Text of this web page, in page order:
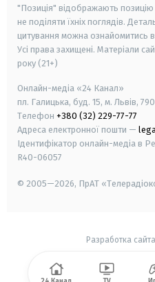
"Позиція" відображають позицію
не поділяти їхніх поглядів.
цитування можна ознайомитись
Усі права захищені. Матеріали
року (21+)
Онлайн-медіа «24 Канал»
пл. Галицька, буд. 15, м. Львів,
Телефон +380 (32) 229-77-77
Адреса електронної пошти —
Ідентифікатор онлайн-медіа в
R40-06057
© 2005—2026, ПрАТ
Разработка сайта